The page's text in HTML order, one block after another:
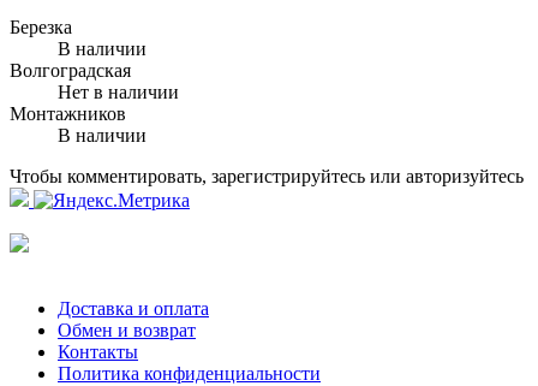
Березка
В наличии
Волгоградская
Нет в наличии
Монтажников
В наличии
Чтобы комментировать, зарегистрируйтесь или авторизуйтесь
Доставка и оплата
Обмен и возврат
Контакты
Политика конфиденциальности